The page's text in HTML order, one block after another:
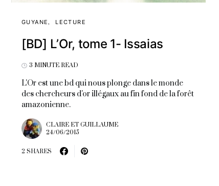
GUYANE LECTURE
[BD] L’Or, tome 1- Issaias
3 MINUTE READ
L'Or est une bd qui nous plonge dans le monde
des chercheurs d'or illégaux au fin fond de la forêt
amazonienne.
CLAIRE ET GUILLAUME
24/06/2015
2 SHARES